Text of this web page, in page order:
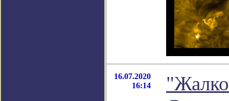
16.07.2020
16:14